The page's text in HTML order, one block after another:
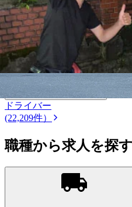
泉佐野市
選択しなおす
こだわり条件を追加する この
ドライバー
(22,209件）
職種から求人を探す